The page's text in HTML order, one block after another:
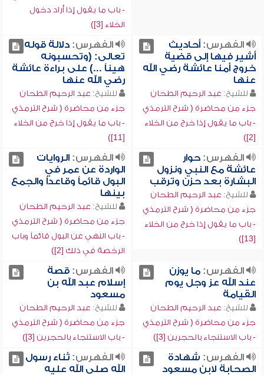
- باب ما يقول إذا أراد دخول
الخلاء [3])
الفهرس:أحاديث
أشير فيها إلى قضية
خروج أمنا عائشة رضي الله
عنها
للشيخ: عبد الرحيم الطحان
جزء من محاضرة ( شرح الترمذي
- باب ما يقول إذا خرج من الخلاء
[2])
الفهرس:دلالة قوله
تعالى: (وتحسبونه
هيناً ...) على براءة عائشة
رضي الله عنها
للشيخ: عبد الرحيم الطحان
جزء من محاضرة ( شرح الترمذي
- باب ما يقول إذا خرج من الخلاء
[11])
الفهرس:حوار
عائشة مع النبي ونزول
البشارة بعد حزن وترقب
للشيخ: عبد الرحيم الطحان
جزء من محاضرة ( شرح الترمذي
- باب ما يقول إذا خرج من الخلاء
[13])
الفهرس:الروايات
الواردة عن عمر في
البول قائماً وقاعداً والجمع
بينها
للشيخ: عبد الرحيم الطحان
جزء من محاضرة ( شرح الترمذي
- باب النهي عن البول قائماً وباب
الرخصة في ذلك [2])
الفهرس:ما يوزن
عند الله عز وجل يوم
القيامة
للشيخ: عبد الرحيم الطحان
جزء من محاضرة ( شرح الترمذي
- باب الاستنجاء بالحجرين [3])
الفهرس:قصة
إسلام عبد الله بن
مسعود
للشيخ: عبد الرحيم الطحان
جزء من محاضرة ( شرح الترمذي
- باب الاستنجاء بالحجرين [3])
الفهرس: شهادة
الصحابة لابن مسعود
الفهرس:ثناء رسول
الله صلى الله عليه